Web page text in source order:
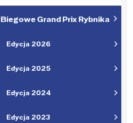
Biegowe Grand Prix Rybnika
Edycja 2026
Edycja 2025
Edycja 2024
Edycja 2023